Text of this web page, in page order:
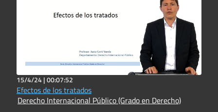
15/4/24 |00:07:52
Efectos de los tratados
Derecho Internacional Público (Grado en Derecho)